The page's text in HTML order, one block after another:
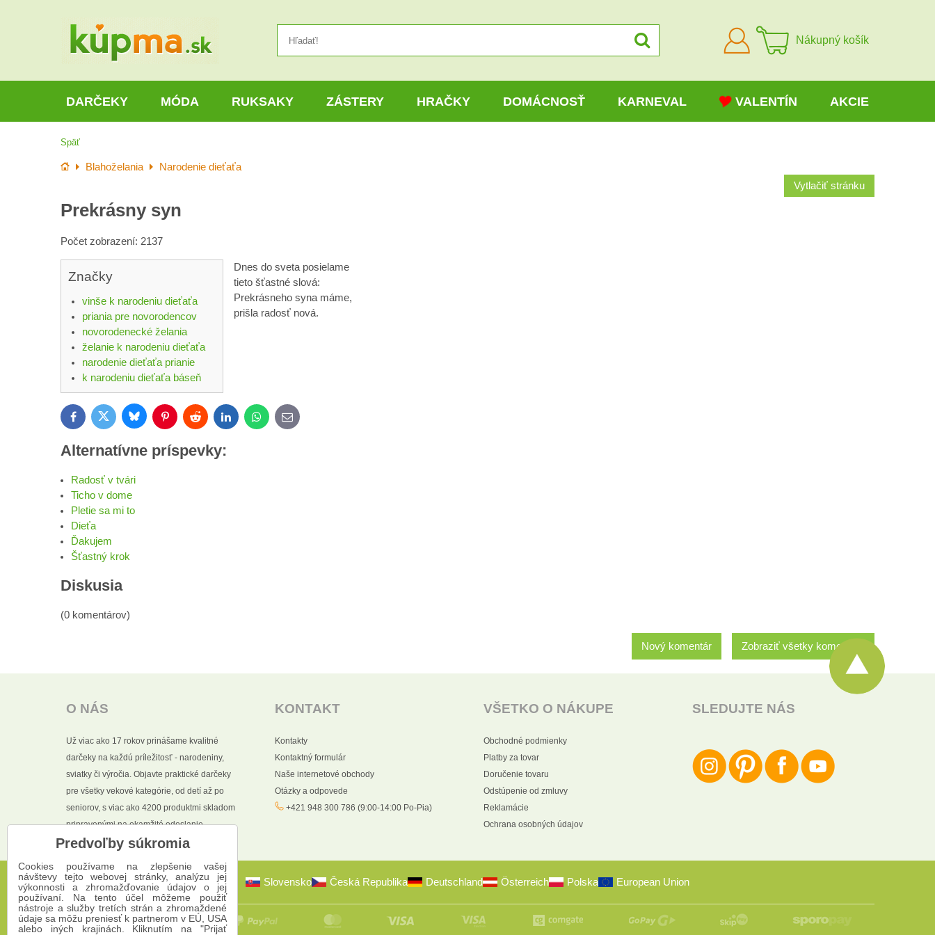
Prihlásiť
sa
Nákupný košík
DARČEKY MÓDA RUKSAKY ZÁSTERY HRAČKY DOMÁCNOSŤ KARNEVAL VALENTÍN AKCIE
Späť
Úvod Blahoželania
Narodenie dieťaťa
Vytlačiť stránku
Prekrásny syn
Počet zobrazení: 2137
Značky
vinše k narodeniu dieťaťa
priania pre novorodencov
novorodenecké želania
želanie k narodeniu dieťaťa
narodenie dieťaťa prianie
k narodeniu dieťaťa báseň
Dnes do sveta posielame
tieto šťastné slová:
Prekrásneho syna máme,
prišla radosť nová.
FacebookTwitter BlueskyPinterestReddit LinkedInWhatsApp
E-
mail
Alternatívne príspevky:
Radosť v tvári
Ticho v dome
Pletie sa mi to
Dieťa
Ďakujem
Šťastný krok
Diskusia
(0 komentárov)
Zobraziť všetky komentáre
Nový komentár
O NÁS
Už viac ako 17 rokov prinášame kvalitné
darčeky na každú príležitosť - narodeniny,
sviatky či výročia. Objavte praktické darčeky
pre všetky vekové kategórie, od detí až po
seniorov, s viac ako 4200 produktmi skladom
pripravenými na okamžité odoslanie.
KONTAKT
Kontakty
Kontaktný formulár
Naše internetové obchody
Otázky a odpovede
+421 948 300 786 (9:00-14:00 Po-Pia)
VŠETKO O NÁKUPE
Obchodné podmienky
Platby za tovar
Doručenie tovaru
Odstúpenie od zmluvy
Reklamácie
Ochrana osobných údajov
SLEDUJTE NÁS
Slovensko Česká Republika Deutschland Österreich Polska European Union
Predvoľby súkromia
Cookies používame na zlepšenie vašej
návštevy tejto webovej stránky, analýzu jej
výkonnosti a zhromažďovanie údajov o jej
používaní. Na tento účel môžeme použiť
nástroje a služby tretích strán a zhromaždené
údaje sa môžu preniesť k partnerom v EÚ, USA
alebo iných krajinách. Kliknutím na "Prijať